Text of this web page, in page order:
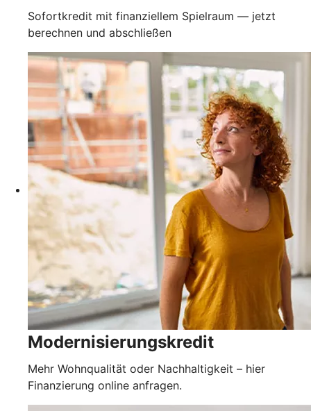
Sofortkredit mit finanziellem Spielraum — jetzt
berechnen und abschließen
Modernisierungskredit
Mehr Wohnqualität oder Nachhaltigkeit – hier
Finanzierung online anfragen.